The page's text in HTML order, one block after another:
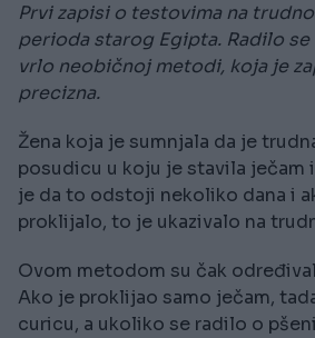
Prvi zapisi o testovima na
perioda starog Egipta. Radilo se
vrlo neobičnoj metodi, koja je
precizna.
Žena koja je sumnjala da je
posudicu u koju je stavila ječam
je da to odstoji nekoliko dana i
proklijalo, to je ukazivalo na
Ovom metodom su čak
Ako je proklijao samo ječam,
curicu, a ukoliko se radilo o